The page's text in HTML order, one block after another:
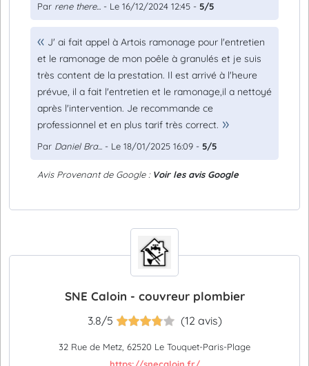
Par rene there... - Le 16/12/2024 12:45 - 5/5
J' ai fait appel à Artois ramonage pour l'entretien
et le ramonage de mon poêle à granulés et je suis
très content de la prestation. Il est arrivé à l'heure
prévue, il a fait l'entretien et le ramonage,il a nettoyé
après l'intervention. Je recommande ce
professionnel et en plus tarif très correct.
Par Daniel Bra... - Le 18/01/2025 16:09 - 5/5
Avis Provenant de Google : Voir les avis Google
SNE Caloin - couvreur plombier
3.8/5 (12 avis)
32 Rue de Metz, 62520 Le Touquet-Paris-Plage